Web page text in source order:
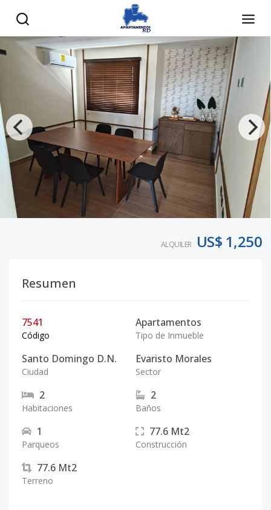
ALQUILER US$ 1,250
Resumen
7541
Código
Apartamentos
Tipo de Inmueble
Santo Domingo D.N.
Ciudad
Evaristo Morales
Sector
2
Habitaciones
2
Baños
1
Parqueos
77.6 Mt2
Construcción
77.6 Mt2
Terreno